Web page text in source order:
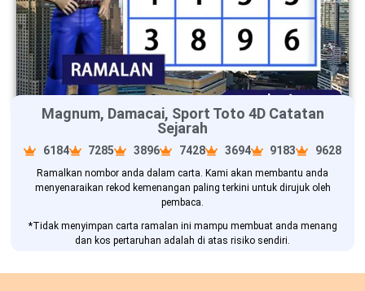
Magnum, Damacai, Sport Toto 4D Catatan
Sejarah
6184 7285 3896 7428 3694 9183 9628
Ramalkan nombor anda dalam carta. Kami akan membantu anda
menyenaraikan rekod kemenangan paling terkini untuk dirujuk oleh
pembaca.
*Tidak menyimpan carta ramalan ini mampu membuat anda menang
dan kos pertaruhan adalah di atas risiko sendiri.